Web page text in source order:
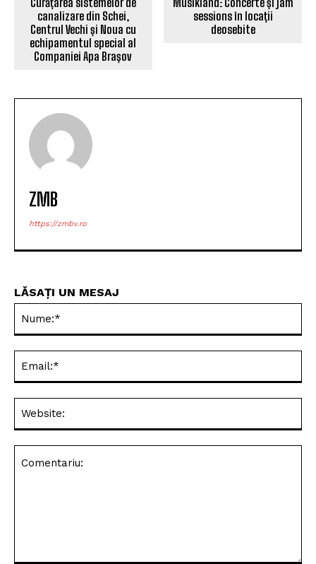
canalizare din Schei,
Centrul Vechi și Noua cu
echipamentul special al
Companiei Apa Brașov
Musikland: Concerte și jam
sessions în locații
deosebite
ZMB
https://zmbv.ro
LĂSAȚI UN MESAJ